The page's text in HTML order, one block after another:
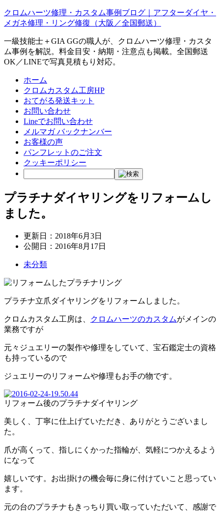
クロムハーツ修理・カスタム事例ブログ｜アフターダイヤ・
メガネ修理・リング修復（大阪／全国郵送）
一級技能士＋GIA GGの職人が、クロムハーツ修理・カスタ
ム事例を解説。料金目安・納期・注意点も掲載。全国郵送
OK／LINEで写真見積もり対応。
ホーム
クロムカスタム工房HP
おてがる発送キット
お問い合わせ
Lineでお問い合わせ
メルマガ バックナンバー
お客様の声
パンフレットのご注文
クッキーポリシー
プラチナダイヤリングをリフォームし
ました。
更新日： 2018年6月3日
公開日： 2016年8月17日
未分類
プラチナ立爪ダイヤリングをリフォームしました。
クロムカスタム工房は、 クロムハーツのカスタムがメインの
業務ですが
元々ジュエリーの製作や修理をしていて、宝石鑑定士の資格
も持っているので
ジュエリーのリフォームや修理もお手の物です。
リフォーム後のプラチナダイヤリング
美しく、丁寧に仕上げていただき、ありがとうございまし
た。
爪が高くって、指しにくかった指輪が、気軽につかえるよう
になって
嬉しいです。お出掛けの機会毎に身に付けていこと思ってい
ます。
元の台のプラチナもきっちり買い取っていただいて、感謝で